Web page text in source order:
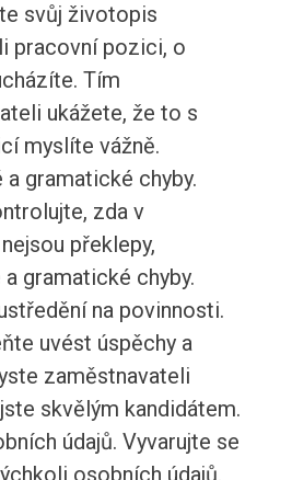
svůj životopis
pracovní pozici, o
Tím
ukážete, že to s
myslíte vážně.
a gramatické chyby.
zda v
překlepy,
gramatické chyby.
na povinnosti.
uvést úspěchy a
zaměstnavateli
skvělým kandidátem.
údajů. Vyvarujte se
osobních údajů,